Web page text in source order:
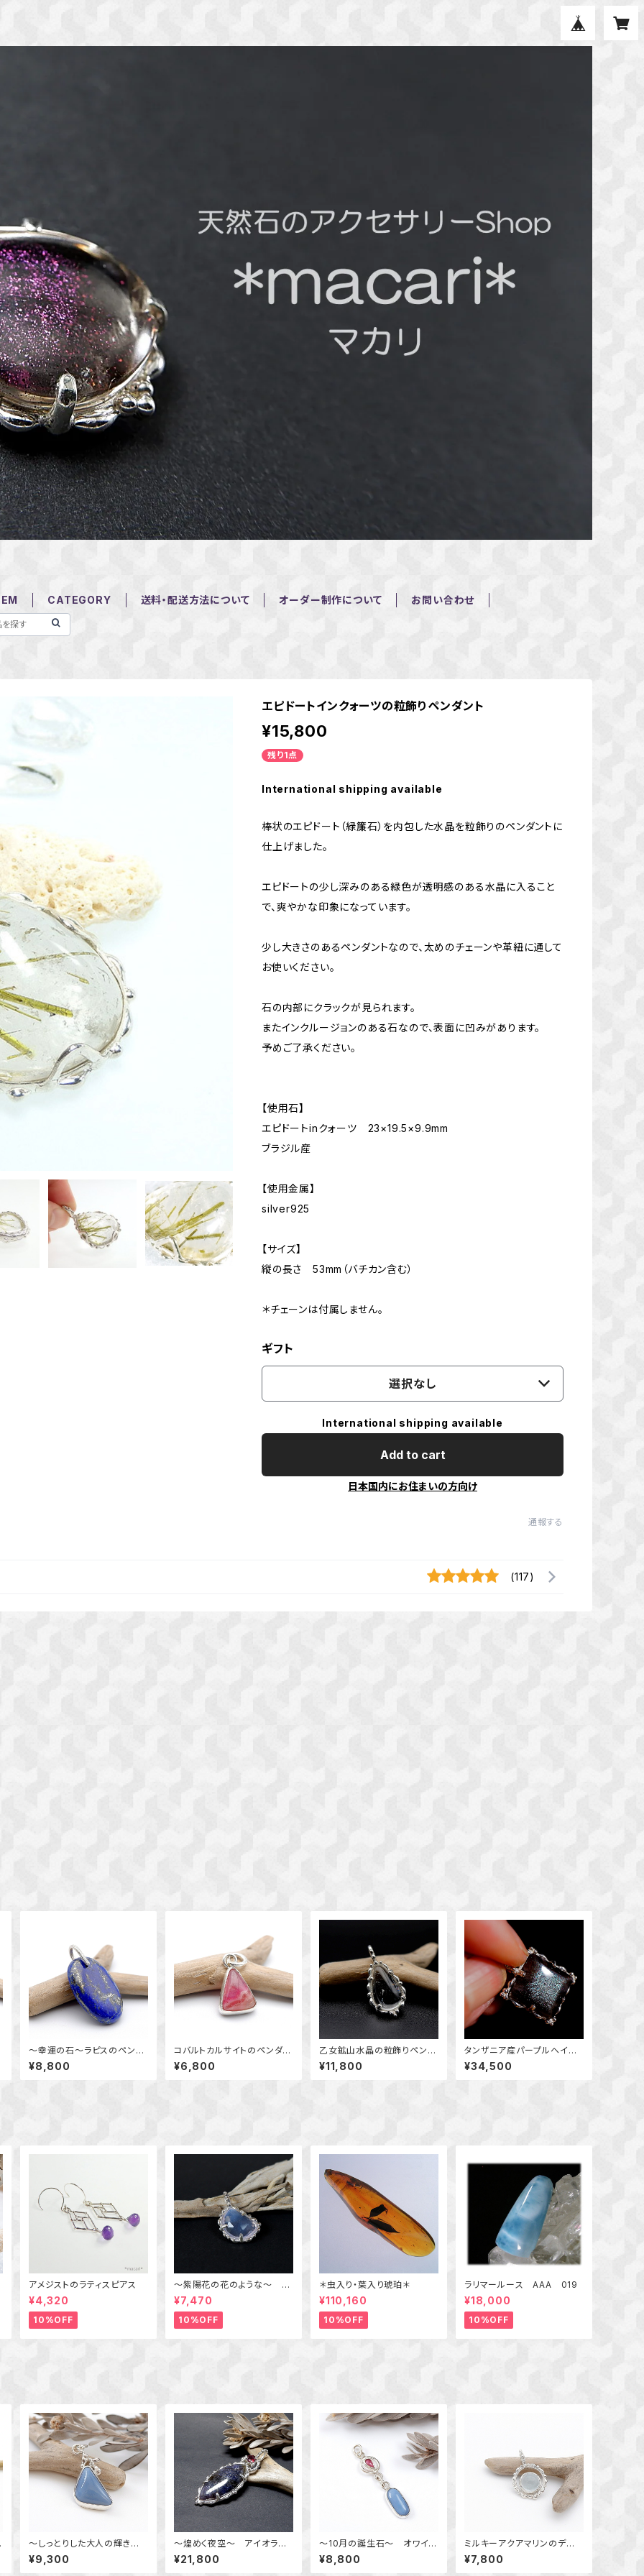
CATEGORY 送料・配送方法について オーダー制作について お問い合わせ
エピドートインクォーツの粒飾りペンダント
¥15,800
残り1点
International shipping available
棒状のエピドート（緑簾石）を内包した水晶を粒飾りのペンダントに
仕上げました。
エピドートの少し深みのある緑色が透明感のある水晶に入ること
で、爽やかな印象になっています。
少し大きさのあるペンダントなので、太めのチェーンや革紐に通して
お使いください。
石の内部にクラックが見られます。
またインクルージョンのある石なので、表面に凹みがあります。
予めご了承ください。
【使用石】
エピドートinクォーツ 23×19.5×9.9mm
ブラジル産
【使用金属】
silver925
【サイズ】
縦の長さ 53mm（バチカン含む）
＊チェーンは付属しません。
ギフト
選択なし
International shipping available
Add to cart
日本国内にお住まいの方向け
通報する
(117)
～幸運の石～ラピスのペンダ
ント （挟み込みバチカン）
天然石アクセサリー 一点
物 ペンダントトップ maca
¥8,800
コバルトカルサイトのペンダン
ト ～個性的な模様を楽しむ
～ 天然石アクセサリー 一
点物 macari
¥6,800
乙女鉱山水晶の粒飾りペンダ
ント ～国産鉱物～ ＊天然石
アクセサリー ペンダントトッ
プ 一点物＊
¥11,800
タンザニア産パープルヘイズ
サンストーンの粒飾りペンダ
ント ～変わり種 ミントグリ
ーンの輝き～～ 天然石アク
¥34,500
アメジストのラティスピアス
¥4,320
10%OFF
～紫陽花の花のような～ ラ
ベンダークォーツの粒飾りペ
ンダント 天然石アクセサ
リー 一点物
¥7,470
10%OFF
＊虫入り・葉入り琥珀＊
¥110,160
10%OFF
ラリマールース AAA 019
¥18,000
10%OFF
～しっとりした大人の輝き
～ オワイヒーブルーオパー
ルのデザインペンダント 天
¥9,300
～煌めく夜空～ アイオライ
トサンストーンとロードライト
ガーネットのデザインペンダ
¥21,800
～10月の誕生石～ オワイヒ
ーブルーオパールとピンクト
ルマリンのデザインペンダン
¥8,800
ミルキーアクアマリンのデザ
インペンダント ～海の雫～
天然石アクセサリー ペンダ
¥7,800